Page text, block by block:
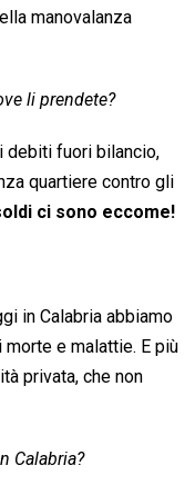
manovalanza
li prendete?
debiti fuori bilancio,
quartiere contro gli
ci sono eccome!
in Calabria abbiamo
e malattie. E più
privata, che non
Calabria?